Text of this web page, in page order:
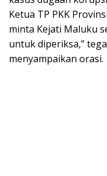
Ketua TP PKK
minta Kejati Maluku
untuk diperiksa,”
menyampaikan orasi.